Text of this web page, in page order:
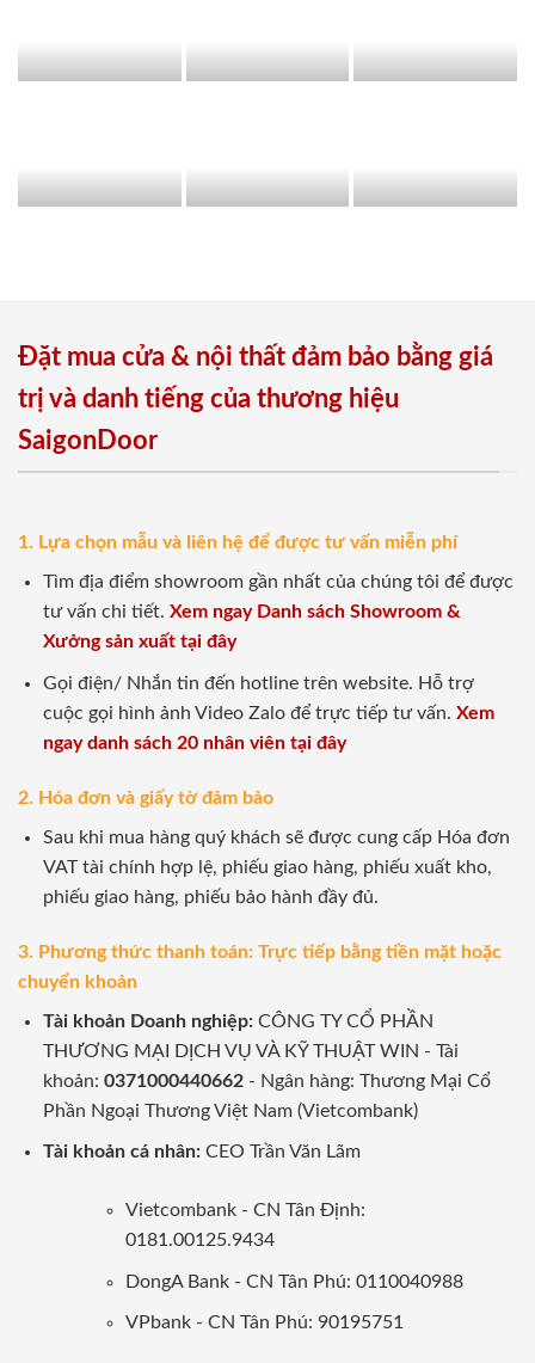
Đặt mua cửa & nội thất đảm bảo bằng giá
trị và danh tiếng của thương hiệu
SaigonDoor
1. Lựa chọn mẫu và liên hệ để được tư vấn miễn phí
Tìm địa điểm showroom gần nhất của chúng tôi để được
tư vấn chi tiết. Xem ngay Danh sách Showroom &
Xưởng sản xuất tại đây
Gọi điện/ Nhắn tin đến hotline trên website. Hỗ trợ
cuộc gọi hình ảnh Video Zalo để trực tiếp tư vấn. Xem
ngay danh sách 20 nhân viên tại đây
2. Hóa đơn và giấy tờ đảm bảo
Sau khi mua hàng quý khách sẽ được cung cấp Hóa đơn
VAT tài chính hợp lệ, phiếu giao hàng, phiếu xuất kho,
phiếu giao hàng, phiếu bảo hành đầy đủ.
3. Phương thức thanh toán: Trực tiếp bằng tiền mặt hoặc
chuyển khoản
Tài khoản Doanh nghiệp:CÔNG TY CỔ PHẦN
THƯƠNG MẠI DỊCH VỤ VÀ KỸ THUẬT WIN - Tài
khoản: 0371000440662- Ngân hàng: Thương Mại Cổ
Phần Ngoại Thương Việt Nam (Vietcombank)
Tài khoản cá nhân: CEO Trần Văn Lãm
Vietcombank - CN Tân Định:
0181.00125.9434
DongA Bank - CN Tân Phú: 0110040988
VPbank - CN Tân Phú: 90195751